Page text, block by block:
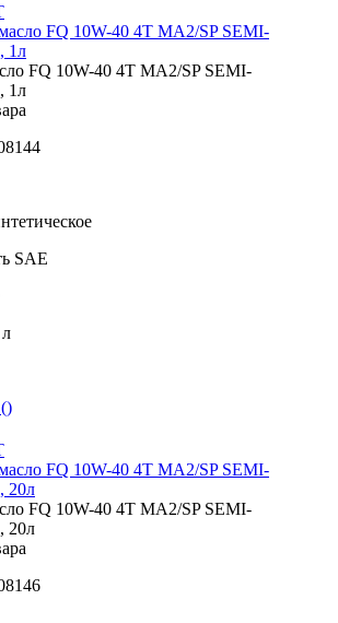
FQ 10W-40 4T MA2/SP SEMI-
1л
SAE
)
FQ 10W-40 4T MA2/SP SEMI-
20л